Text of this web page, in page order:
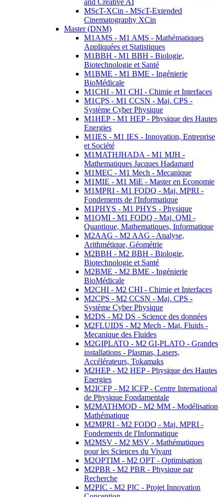
and Creative AI
MScT-XCin - MScT-Extended
Cinematography XCin
Master (DNM)
M1AMS - M1 AMS - Mathématiques
Appliquées et Statistiques
M1BBH - M1 BBH - Biologie,
Biotechnologie et Santé
M1BME - M1 BME - Ingénierie
BioMédicale
M1CHI - M1 CHI - Chimie et Interfaces
M1CPS - M1 CCSN - Maj. CPS -
Système Cyber Physique
M1HEP - M1 HEP - Physique des Hautes
Energies
M1IES - M1 IES - Innovation, Entreprise
et Société
M1MATHJHADA - M1 MJH -
Mathematiques Jacques Hadamard
M1MEC - M1 Mech - Mecanique
M1MIE - M1 MiE - Master en Economie
M1MPRI - M1 FODQ - Maj. MPRI -
Fondements de l'Informatique
M1PHYS - M1 PHYS - Physique
M1QMI - M1 FODQ - Maj. QMI -
Quantique, Mathematiques, Informatique
M2AAG - M2 AAG - Analyse,
Arithmétique, Géométrie
M2BBH - M2 BBH - Biologie,
Biotechnologie et Santé
M2BME - M2 BME - Ingénierie
BioMédicale
M2CHI - M2 CHI - Chimie et Interfaces
M2CPS - M2 CCSN - Maj. CPS -
Système Cyber Physique
M2DS - M2 DS - Science des données
M2FLUIDS - M2 Mech - Maj. Fluids -
Mecanique des Fluides
M2GIPLATO - M2 GI-PLATO - Grandes
installations - Plasmas, Lasers,
Accélérateurs, Tokamaks
M2HEP - M2 HEP - Physique des Hautes
Energies
M2ICFP - M2 ICFP - Centre International
de Physique Fondamentale
M2MATHMOD - M2 MM - Modélisation
Mathématique
M2MPRI - M2 FODQ - Maj. MPRI -
Fondements de l'Informatique
M2MSV - M2 MSV - Mathématiques
pour les Sciences du Vivant
M2OPTIM - M2 OPT - Optimisation
M2PBR - M2 PBR - Physique par
Recherche
M2PIC - M2 PIC - Projet Innovation